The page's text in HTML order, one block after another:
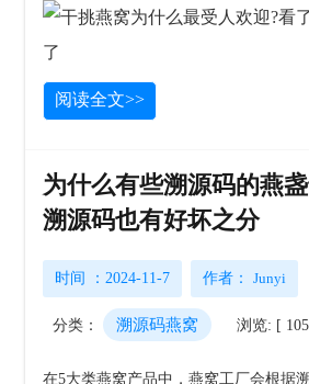
阅读全文>>
为什么有些溯源码的燕
溯源码也有好坏之分
时间 ：2024-11-7 作者：Junyi
分类： 溯源码燕窝 浏览: [
在5大类燕窝产品中，燕窝工厂会根据